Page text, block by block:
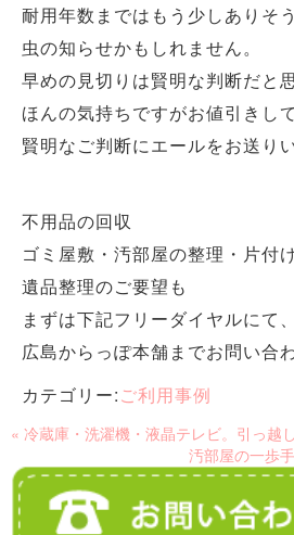
耐用年数まではもう少しありそ
虫の知らせかもしれません。
早めの見切りは賢明な判断だと
ほんの気持ちですがお値引きして
賢明なご判断にエールをお送り
不用品の回収
ゴミ屋敷・汚部屋の整理・片付
遺品整理のご要望も
まずは下記フリーダイヤルにて、
広島からっぽ本舗までお問い合
カテゴリー:ご利用事例
« 冷蔵庫・洗濯機・液晶テレビ。引っ越
汚部屋の一歩